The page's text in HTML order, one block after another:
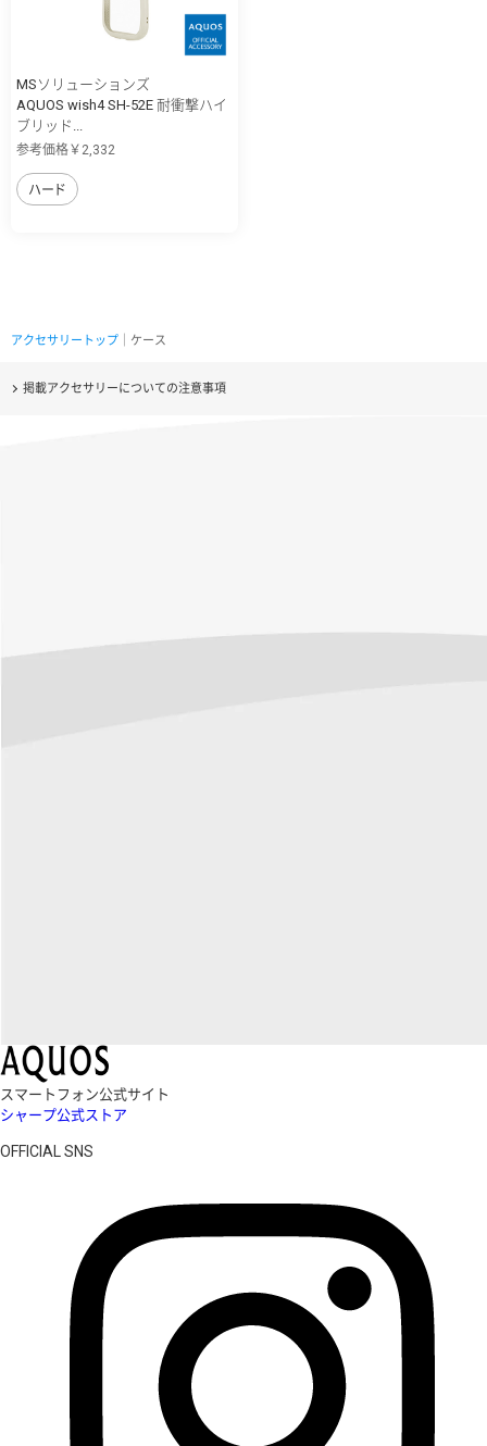
MSソリューションズ
AQUOS wish4 SH-52E 耐衝撃ハイ
ブリッド...
参考価格￥2,332
ハード
アクセサリートップ ｜ケース
掲載アクセサリーについての注意事項
スマートフォン公式サイト
シャープ公式ストア
OFFICIAL SNS